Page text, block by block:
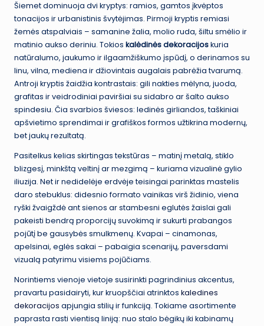
Šiemet dominuoja dvi kryptys: ramios, gamtos įkvėptos
tonacijos ir urbanistinis švytėjimas. Pirmoji kryptis remiasi
žemės atspalviais – samanine žalia, molio ruda, šiltu smėlio ir
matinio aukso deriniu. Tokios kalėdinės dekoracijoskuria
natūralumo, jaukumo ir ilgaamžiškumo įspūdį, o derinamos su
linu, vilna, mediena ir džiovintais augalais pabrėžia tvarumą.
Antroji kryptis žaidžia kontrastais: gili nakties mėlyna, juoda,
grafitas ir veidrodiniai paviršiai su sidabro ar šalto aukso
spindesiu. Čia svarbios šviesos: ledinės girliandos, taškiniai
apšvietimo sprendimai ir grafiškos formos užtikrina modernų,
bet jaukų rezultatą.
Pasitelkus kelias skirtingas tekstūras – matinį metalą, stiklo
blizgesį, minkštą veltinį ar mezgimą – kuriama vizualinė gylio
iliuzija. Net ir nedidelėje erdvėje teisingai parinktas mastelis
daro stebuklus: didesnio formato vainikas virš židinio, viena
ryški žvaigždė ant sienos ar stambesni eglutės žaislai gali
pakeisti bendrą proporcijų suvokimą ir sukurti prabangos
pojūtį be gausybės smulkmenų. Kvapai – cinamonas,
apelsinai, eglės sakai – pabaigia scenarijų, paversdami
vizualą patyrimu visiems pojūčiams.
Norintiems vienoje vietoje susirinkti pagrindinius akcentus,
pravartu pasidairyti, kur kruopščiai atrinktos kaledines
dekoracijos apjungia stilių ir funkciją. Tokiame asortimente
paprasta rasti vientisą liniją: nuo stalo bėgikų iki kabinamų